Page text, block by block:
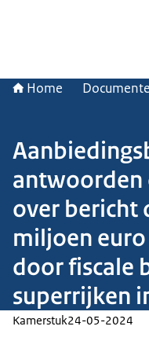
Home
antwoorden
over bericht
miljoen
door fiscale
superrijken
Kamerstuk24-05-2024